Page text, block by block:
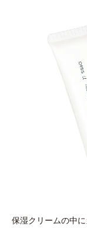
保湿クリームの中